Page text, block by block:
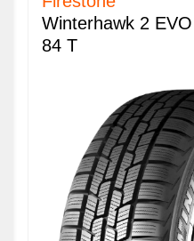
Winterhawk 2
84 T